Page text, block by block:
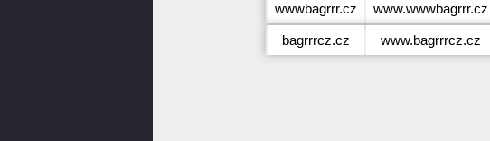
wwwbagrrr.cz www.wwwbagrrr.cz
bagrrrcz.cz www.bagrrrcz.cz